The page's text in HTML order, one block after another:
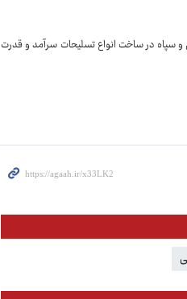
و سپاه در ساخت انواع تسلیحات سرآمد و قدرت